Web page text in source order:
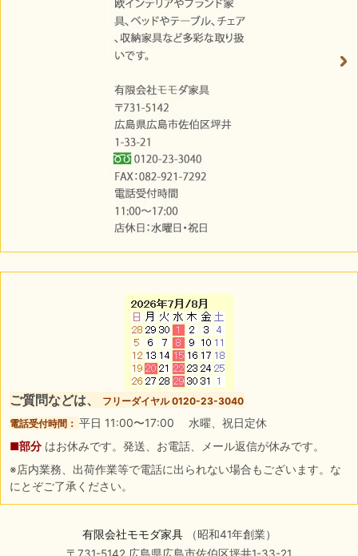
ご質問などは、
フリーダイヤル 0120-23-3040
電話受付時間： 平日 11:00〜17:00 水曜、祝日定休
■部分 はお休みです。発送、お電話、メール返信が休みです。
※店内業務、出荷作業等で電話に出られない場合もございます。な
にとぞご了承ください。
有限会社モモダ家具（昭和41年創業）
〒731-5142 広島県広島市佐伯区坪井1-33-21